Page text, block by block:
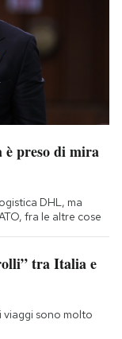
è preso di mira
DHL, ma
fra le altre cose
tra Italia e
viaggi sono molto